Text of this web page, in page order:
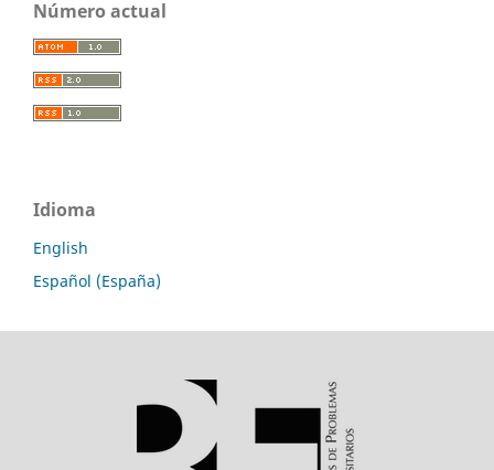
Número actual
Idioma
English
Español (España)